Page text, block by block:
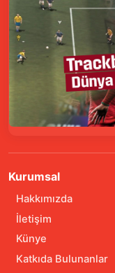
Kurumsal
Hakkımızda
İletişim
Künye
Katkıda Bulunanlar